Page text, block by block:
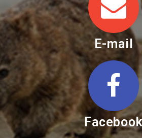
E-mail